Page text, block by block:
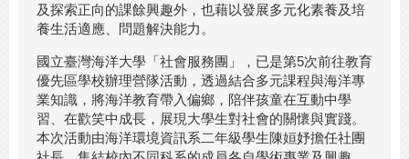
及探索正向的課餘興趣外，也藉以發展多元化素養及培
養生活適應、問題解決能力。
國立臺灣海洋大學「社會服務團」，已是第5次前往教育
優先區學校辦理營隊活動，透過結合多元課程與海洋專
業知識，將海洋教育帶入偏鄉，陪伴孩童在互動中學
習、在歡笑中成長，展現大學生對社會的關懷與實踐。
本次活動由海洋環境資訊系二年級學生陳姮妤擔任社團